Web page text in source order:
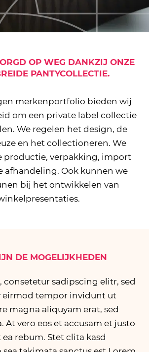
OP WEG DANKZIJ ONZE
PANTYCOLLECTIE.
merkenportfolio bieden wij
om een private label collectie
We regelen het design, de
en het collectioneren. We
productie, verpakking, import
afhandeling. Ook kunnen we
bij het ontwikkelen van
DE MOGELIJKHEDEN
consetetur sadipscing elitr, sed
eirmod tempor invidunt ut
magna aliquyam erat, sed
At vero eos et accusam et justo
rebum. Stet clita kasd